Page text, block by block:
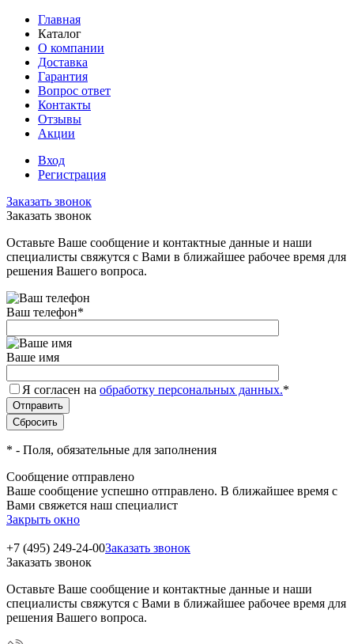
Главная
Каталог
О компании
Доставка
Гарантия
Вопрос ответ
Контакты
Отзывы
Акции
Вход
Регистрация
Заказать звонок
Заказать звонок
Оставьте Ваше сообщение и контактные данные и наши
специалисты свяжутся с Вами в ближайшее рабочее время для
решения Вашего вопроса.
Ваш телефон*
Ваше имя
Я согласен на обработку персональных данных.*
* - Поля, обязательные для заполнения
Сообщение отправлено
Ваше сообщение успешно отправлено. В ближайшее время с
Вами свяжется наш специалист
Закрыть окно
+7 (495) 249-24-00Заказать звонок
Заказать звонок
Оставьте Ваше сообщение и контактные данные и наши
специалисты свяжутся с Вами в ближайшее рабочее время для
решения Вашего вопроса.